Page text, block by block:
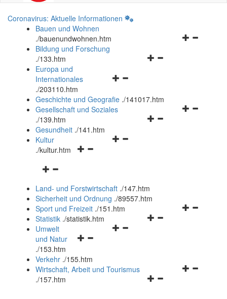
Coronavirus: Aktuelle Informationen
Bauen und Wohnen
./bauenundwohnen.htm
Navigationsmenü
Bildung und Forschung
./133.htm
Navigationsmenü
und
schließen
Europa und
Internationales
./203110.htm
Geschichte und Geografie ./141017.htm
Navigationsmenü
Gesellschaft und Soziales
./139.htm
Navigationsmenü
Gesundheit ./141.htm
Navigationsmenü
Kultur
./kultur.htm
Navigationsmenü
und
schließen
Land- und Forstwirtschaft ./147.htm
Sicherheit und Ordnung ./89557.htm
Navigationsmenü
Sport und Freizeit ./151.htm
Navigationsmenü
Statistik ./statistik.htm
Navigationsmenü
und
schließen
Umwelt
und Natur
./153.htm
Verkehr ./155.htm
Navigationsmenü
Wirtschaft, Arbeit und Tourismus
./157.htm